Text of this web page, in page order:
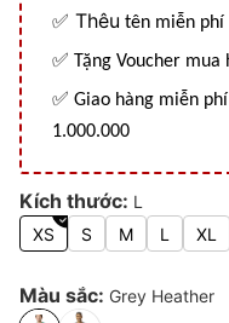
✅ Thêu tên miễn phí
✅ Tặng Voucher mua
✅ Giao hàng miễn
1.000.000
Kích thước: L
XS
S M L XL
Màu sắc: Grey Heather